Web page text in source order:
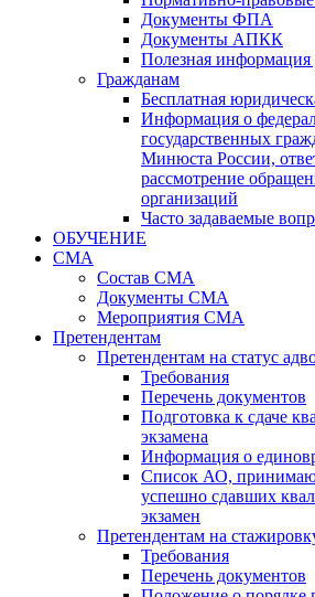
Документы ФПА
Документы АПКК
Полезная информация
Гражданам
Бесплатная
Информация о
государственных
Минюста России,
рассмотрение
организаций
Часто задаваемые
ОБУЧЕНИЕ
СМА
Состав СМА
Документы СМА
Мероприятия СМА
Претендентам
Претендентам на статус
Требования
Перечень документов
Подготовка к сдаче
экзамена
Информация о
Список АО,
успешно сдавших
экзамен
Претендентам на
Требования
Перечень документов